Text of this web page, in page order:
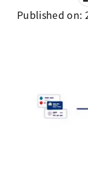
Published on: